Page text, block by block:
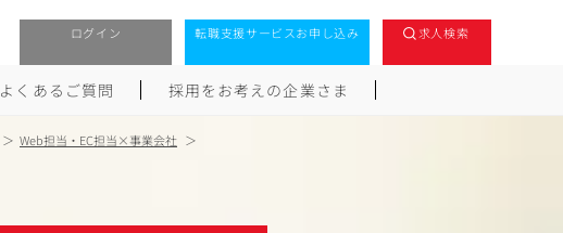
ログイン 転職支援サービスお申し込み 求人検索
よくあるご質問 採用をお考えの企業さま
Web担当・EC担当×事業会社